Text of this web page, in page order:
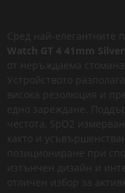
Сред най-елегантните
Watch GT 4 41mm Silver
от неръждаема
Устройството
висока резолюция и
едно зареждане.
честота, SpO2
както и
позициониране при
изтънчен дизайн и
отличен избор за